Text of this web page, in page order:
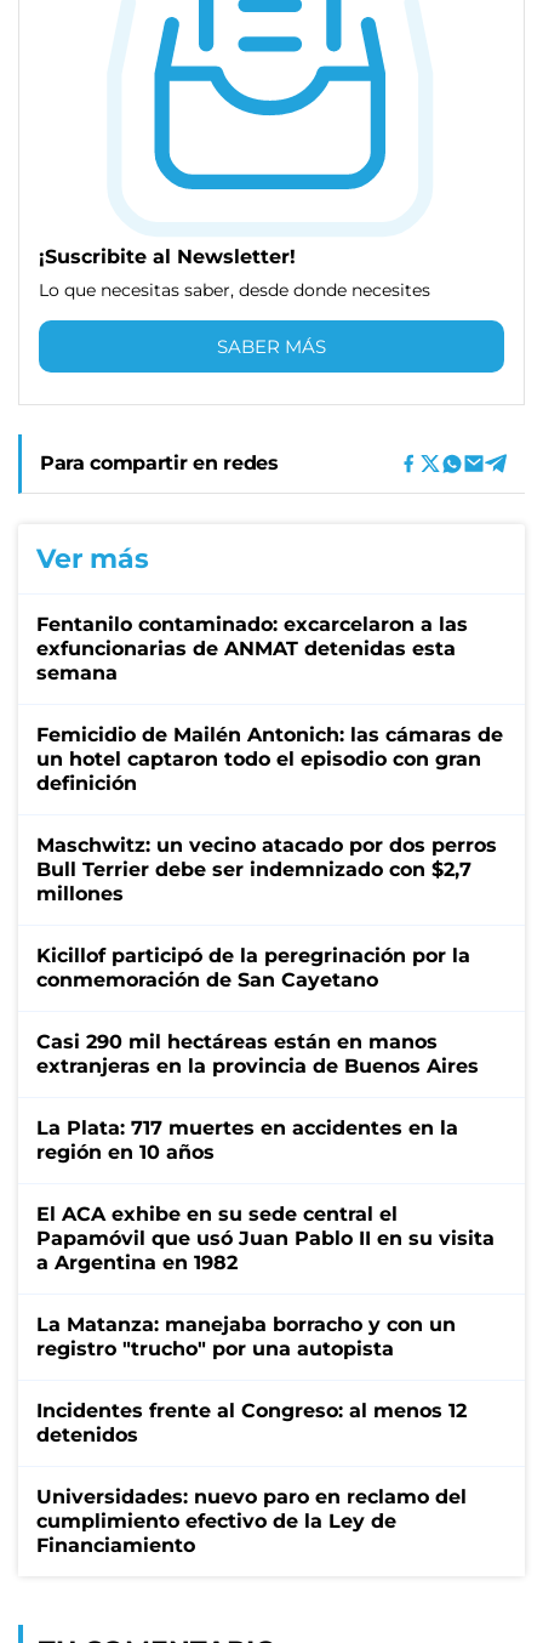
¡Suscribite al Newsletter!
Lo que necesitas saber, desde donde necesites
SABER MÁS
Para compartir en redes
Ver más
Fentanilo contaminado: excarcelaron a las
exfuncionarias de ANMAT detenidas esta
semana
Femicidio de Mailén Antonich: las cámaras de
un hotel captaron todo el episodio con gran
definición
Maschwitz: un vecino atacado por dos perros
Bull Terrier debe ser indemnizado con $2,7
millones
Kicillof participó de la peregrinación por la
conmemoración de San Cayetano
Casi 290 mil hectáreas están en manos
extranjeras en la provincia de Buenos Aires
La Plata: 717 muertes en accidentes en la
región en 10 años
El ACA exhibe en su sede central el
Papamóvil que usó Juan Pablo II en su visita
a Argentina en 1982
La Matanza: manejaba borracho y con un
registro "trucho" por una autopista
Incidentes frente al Congreso: al menos 12
detenidos
Universidades: nuevo paro en reclamo del
cumplimiento efectivo de la Ley de
Financiamiento